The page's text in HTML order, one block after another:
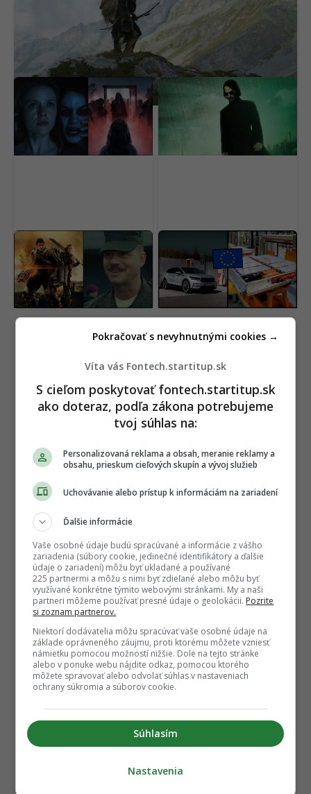
Horor, ktorý desil celú
generáciu, je späť. Nový
film ukazuje čistú hrôzu
(VIDEO)
OFICIÁLNE: Matrix
dostane nový film,
hlavná hviezda sa
vyjadrila jasne
Výsmech divákom.
Netflix pridal do ponuky
geniálne filmy, pozrie si
ich málokto
Európska únia chce
zrušiť šedú zónu
elektromobilov. Prísne
nariadenie začne platiť
už tento rok
Víta vás Fontech.startitup.sk
S cieľom poskytovať fontech.startitup.sk
ako doteraz, podľa zákona potrebujeme
tvoj súhlas na:
Personalizovaná reklama a obsah, meranie reklamy a
obsahu, prieskum cieľových skupín a vývoj služieb
Uchovávanie alebo prístup k informáciám na zariadení
Ďalšie informácie
Vaše osobné údaje budú spracúvané a informácie z vášho
zariadenia (súbory cookie, jedinečné identifikátory a ďalšie
údaje o zariadení) môžu byť ukladané a používané
225 partnermi a môžu s nimi byť zdieľané alebo môžu byť
využívané konkrétne týmito webovými stránkami. My a naši
partneri môžeme používať presné údaje o geolokácii. Pozrite
si zoznam partnerov.
Niektorí dodávatelia môžu spracúvať vaše osobné údaje na
základe oprávneného záujmu, proti ktorému môžete vzniesť
námietku pomocou možností nižšie. Dole na tejto stránke
alebo v ponuke webu nájdite odkaz, pomocou ktorého
môžete spravovať alebo odvolať súhlas v nastaveniach
ochrany súkromia a súborov cookie.
Súhlasím
Pokračovať s nevyhnutnými cookies →
Nastavenia